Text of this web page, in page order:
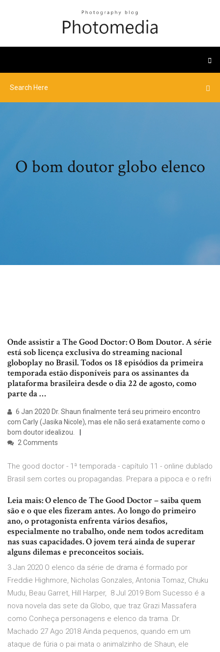
O bom doutor globo elenco
Onde assistir a The Good Doctor: O Bom Doutor. A série
está sob licença exclusiva do streaming nacional
globoplay no Brasil. Todos os 18 episódios da primeira
temporada estão disponíveis para os assinantes da
plataforma brasileira desde o dia 22 de agosto, como
parte da …
6 Jan 2020 Dr. Shaun finalmente terá seu primeiro encontro
com Carly (Jasika Nicole), mas ele não será exatamente como o
bom doutor idealizou.
2 Comments
The good doctor - 1ª temporada - capítulo 11 - online dublado
Brasil sem cortes ou propagandas. Prepara a pipoca e o refri
Leia mais: O elenco de The Good Doctor – saiba quem
são e o que eles fizeram antes. Ao longo do primeiro
ano, o protagonista enfrenta vários desafios,
especialmente no trabalho, onde nem todos acreditam
nas suas capacidades. O jovem terá ainda de superar
alguns dilemas e preconceitos sociais.
3 Jan 2020 O elenco da série de drama é formado por
Freddie Highmore, Nicholas Gonzales, Antonia Tomaz, Chuku
Mudu, Beau Garret, Hill Harper, 8 Jul 2019 Bom Sucesso é a
nova novela das sete da Globo, que traz Grazi Massafera
como Conheça personagens e elenco da trama. Dr.
Machado 27 Ago 2018 Ainda pequenos, quando em um
ataque de fúria o pai mata o animalzinho de Shaun, ele